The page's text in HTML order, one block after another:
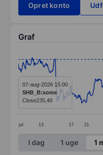
Opret konto
Graf
Line chart with 374
The chart has 1 X
The chart has 1 Y
jul 13 17 21
07-aug-2026 15:00
SHB_B:xome
Close235,40
End of interactive
I dag 1 uge 1